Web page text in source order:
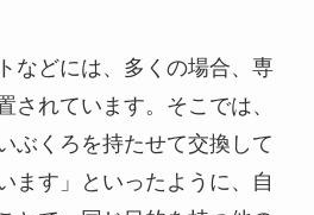
などには、多くの場合、専
されています。そこでは、
ぶくろを持たせて交換して
ます」といったように、自